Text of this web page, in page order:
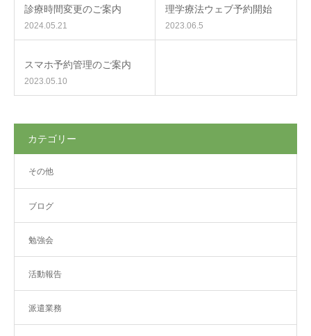
診療時間変更のご案内
2024.05.21
理学療法ウェブ予約開始
2023.06.5
スマホ予約管理のご案内
2023.05.10
カテゴリー
その他
ブログ
勉強会
活動報告
派遣業務